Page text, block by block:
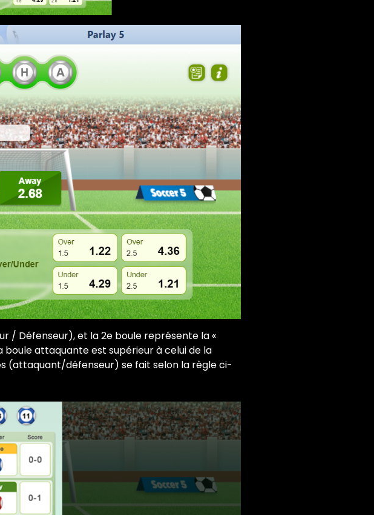
/ Défenseur), et la 2e boule représente la «
boule attaquante est supérieur à celui de la
(attaquant/défenseur) se fait selon la règle ci-